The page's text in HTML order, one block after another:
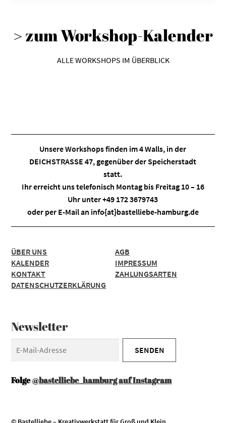
> zum Workshop-Kalender
ALLE WORKSHOPS IM ÜBERBLICK
Unsere Workshops finden im4 Walls, in der
DEICHSTRASSE 47, gegenüber der Speicherstadt
statt.
Ihr erreicht uns telefonisch Montag bis Freitag 10 – 16
Uhr unter +49 172 3679743
oder per E-Mail an info{at}bastelliebe-hamburg.de
ÜBER UNS
KALENDER
KONTAKT
DATENSCHUTZERKLÄRUNG
AGB
IMPRESSUM
ZAHLUNGSARTEN
Newsletter
Folge@bastelliebe_hamburg auf Instagram